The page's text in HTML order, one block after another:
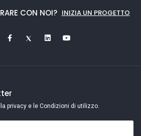
CON NOI? INIZIA UN PROGETTO
privacy e le Condizioni di utilizzo.